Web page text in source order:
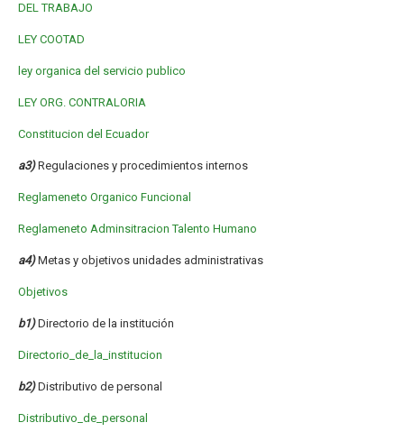
DEL TRABAJO
LEY COOTAD
ley organica del servicio publico
LEY ORG. CONTRALORIA
Constitucion del Ecuador
a3)Regulaciones y procedimientos internos
Reglameneto Organico Funcional
Reglameneto Adminsitracion Talento Humano
a4)Metas y objetivos unidades administrativas
Objetivos
b1)Directorio de la institución
Directorio_de_la_institucion
b2)Distributivo de personal
Distributivo_de_personal